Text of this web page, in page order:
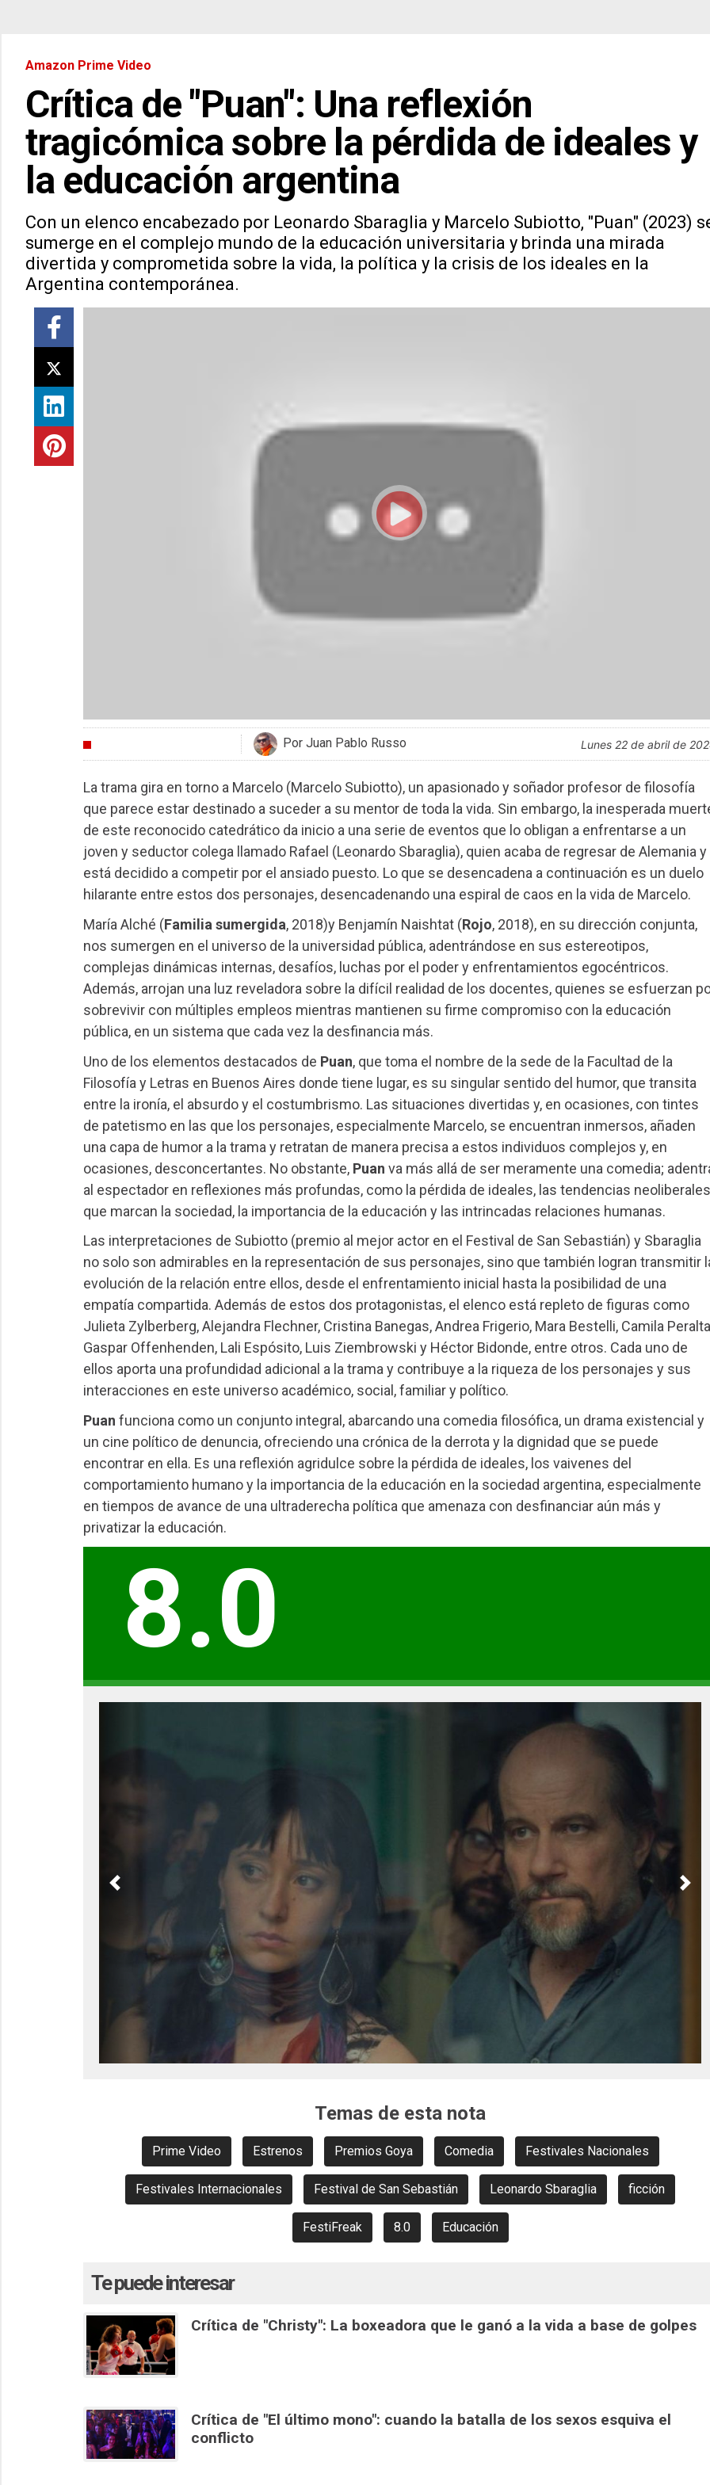
Amazon Prime Video
Crítica de "Puan": Una reflexión
tragicómica sobre la pérdida de ideales y
la educación argentina
Con un elenco encabezado por Leonardo Sbaraglia y Marcelo Subiotto, "Puan" (2023)
sumerge en el complejo mundo de la educación universitaria y brinda una mirada
divertida y comprometida sobre la vida, la política y la crisis de los ideales en la
Argentina contemporánea.
Por Juan Pablo Russo lunes 22 de abril de
La trama gira en torno a Marcelo (Marcelo Subiotto), un apasionado y soñador profesor de filosofía
que parece estar destinado a suceder a su mentor de toda la vida. Sin embargo, la inesperada
de este reconocido catedrático da inicio a una serie de eventos que lo obligan a enfrentarse a un
joven y seductor colega llamado Rafael (Leonardo Sbaraglia), quien acaba de regresar de Alemania y
está decidido a competir por el ansiado puesto. Lo que se desencadena a continuación es un duelo
hilarante entre estos dos personajes, desencadenando una espiral de caos en la vida de Marcelo.
María Alché (Familia sumergida, 2018)y Benjamín Naishtat (Rojo, 2018), en su dirección conjunta,
nos sumergen en el universo de la universidad pública, adentrándose en sus estereotipos,
complejas dinámicas internas, desafíos, luchas por el poder y enfrentamientos egocéntricos.
Además, arrojan una luz reveladora sobre la difícil realidad de los docentes, quienes se esfuerzan
sobrevivir con múltiples empleos mientras mantienen su firme compromiso con la educación
pública, en un sistema que cada vez la desfinancia más.
Uno de los elementos destacados de Puan, que toma el nombre de la sede de la Facultad de la
Filosofía y Letras en Buenos Aires donde tiene lugar, es su singular sentido del humor, que transita
entre la ironía, el absurdo y el costumbrismo. Las situaciones divertidas y, en ocasiones, con tintes
de patetismo en las que los personajes, especialmente Marcelo, se encuentran inmersos, añaden
una capa de humor a la trama y retratan de manera precisa a estos individuos complejos y, en
ocasiones, desconcertantes. No obstante, Puan va más allá de ser meramente una comedia;
al espectador en reflexiones más profundas, como la pérdida de ideales, las tendencias neoliberales
que marcan la sociedad, la importancia de la educación y las intrincadas relaciones humanas.
Las interpretaciones de Subiotto (premio al mejor actor en el Festival de San Sebastián) y Sbaraglia
no solo son admirables en la representación de sus personajes, sino que también logran transmitir
evolución de la relación entre ellos, desde el enfrentamiento inicial hasta la posibilidad de una
empatía compartida. Además de estos dos protagonistas, el elenco está repleto de figuras como
Julieta Zylberberg, Alejandra Flechner, Cristina Banegas, Andrea Frigerio, Mara Bestelli, Camila
Gaspar Offenhenden, Lali Espósito, Luis Ziembrowski y Héctor Bidonde, entre otros. Cada uno de
ellos aporta una profundidad adicional a la trama y contribuye a la riqueza de los personajes y sus
interacciones en este universo académico, social, familiar y político.
Puan funciona como un conjunto integral, abarcando una comedia filosófica, un drama existencial y
un cine político de denuncia, ofreciendo una crónica de la derrota y la dignidad que se puede
encontrar en ella. Es una reflexión agridulce sobre la pérdida de ideales, los vaivenes del
comportamiento humano y la importancia de la educación en la sociedad argentina, especialmente
en tiempos de avance de una ultraderecha política que amenaza con desfinanciar aún más y
privatizar la educación.
8.0
Previous Next
Temas de esta nota
Prime Video Estrenos Premios Goya Comedia Festivales Nacionales
Festivales Internacionales Festival de San Sebastián Leonardo Sbaraglia ficción
FestiFreak 8.0 Educación
Te puede interesar
Crítica de "Christy": La boxeadora que le ganó a la vida a base de golpes
Crítica de "El último mono": cuando la batalla de los sexos esquiva el
conflicto